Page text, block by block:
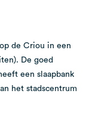
de Criou in een
De goed
een slaapbank
het stadscentrum